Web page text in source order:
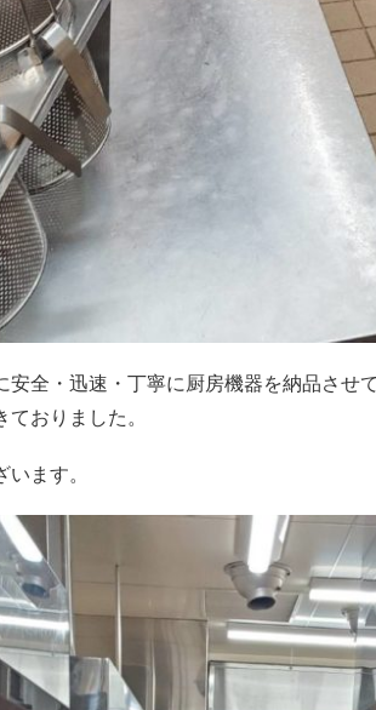
安全・迅速・丁寧に厨房機器を納品さ
おりました。
ます。